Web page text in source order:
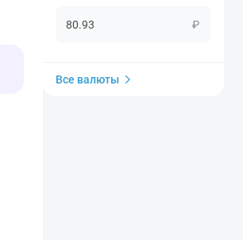
₽
Все валюты